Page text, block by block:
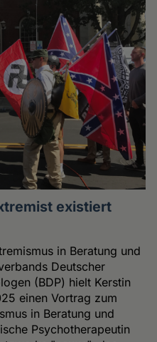
existiert
in Beratung und
Deutscher
(BDP) hielt Kerstin
einen Vortrag zum
in Beratung und
Psychotherapeutin